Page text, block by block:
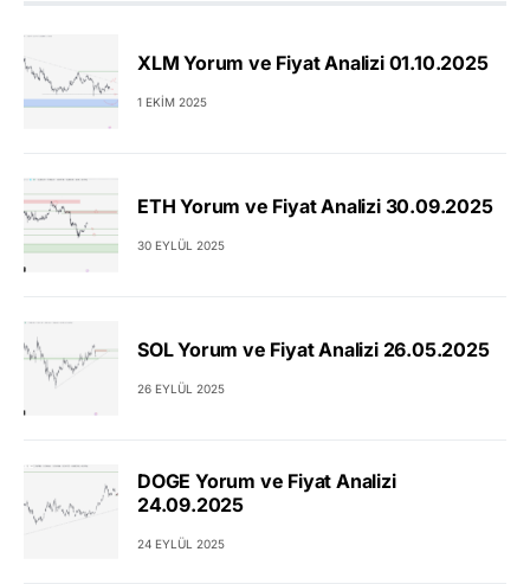
XLM Yorum ve Fiyat Analizi 01.10.2025
1 EKIM 2025
ETH Yorum ve Fiyat Analizi 30.09.2025
30 EYLÜL 2025
SOL Yorum ve Fiyat Analizi 26.05.2025
26 EYLÜL 2025
DOGE Yorum ve Fiyat Analizi
24.09.2025
24 EYLÜL 2025